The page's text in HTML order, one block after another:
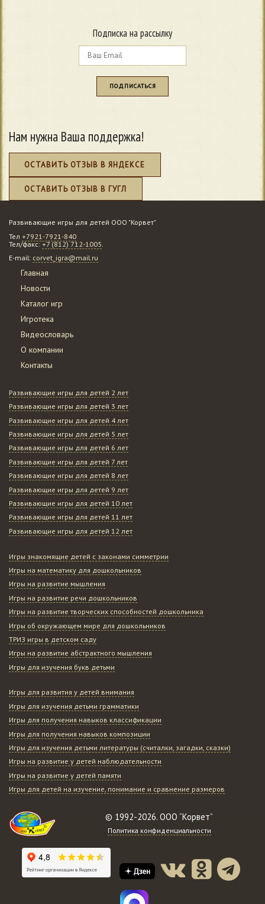
Подписка на рассылку
Нам нужна Ваша поддержка!
ОСТАВИТЬ ОТЗЫВ В ЯНДЕКСЕ
ОСТАВИТЬ ОТЗЫВ В ГУГЛ
Развивающие игры для детей ООО "Корвет"
Тел +7921-7921-840
Тел/факс:+7 (812) 712-1005
E-mail: corvet_igra@mail.ru
Главная
Новости
Каталог игр
Игротека
Видеословарь
О компании
Контакты
Развивающие игры для детей 2 лет
Развивающие игры для детей 3 лет
Развивающие игры для детей 4 лет
Развивающие игры для детей 5 лет
Развивающие игры для детей 6 лет
Развивающие игры для детей 7 лет
Развивающие игры для детей 8 лет
Развивающие игры для детей 9 лет
Развивающие игры для детей 10 лет
Развивающие игры для детей 11 лет
Развивающие игры для детей 12 лет
Игры знакомящие детей с законами симметрии
Игры на математику для дошкольников
Игры на развитие мышления
Игры на развитие речи дошкольников
Игры на развитие творческих способностей дошкольника
Игры об окружающем мире для дошкольников
ТРИЗ игры в детском саду
Игры на развитие абстрактного мышления
Игры для изучения букв детьми
Игры для развития у детей внимания
Игры для изучения детьми грамматики
Игры для получения навыков классификации
Игры для получения навыков композиции
Игры для изучения детьми литературы (считалки, загадки, сказки)
Игры на развитие у детей наблюдательности
Игры на развитие у детей памяти
Игры для детей на изучение, понимание и сравнение размеров
© 1992-2026. ООО “Корвет”
Политика конфиденциальности